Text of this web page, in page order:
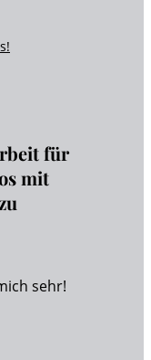
für
mit
sehr!